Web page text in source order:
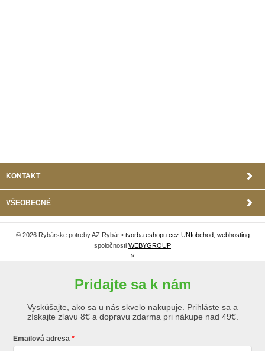
KONTAKT
VŠEOBECNÉ
© 2026 Rybárske potreby AZ Rybár • tvorba eshopu cez UNIobchod, webhosting
spoločnosti WEBYGROUP
×
Pridajte sa k nám
Vyskúšajte, ako sa u nás skvelo nakupuje. Prihláste sa a
získajte zľavu 8€ a dopravu zdarma pri nákupe nad 49€.
Emailová adresa